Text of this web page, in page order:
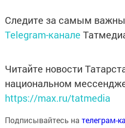
Следите за самым
Telegram-канале
Читайте новости
национальном
https://max.ru/tatmedia
Подписывайтесь на телеграм-